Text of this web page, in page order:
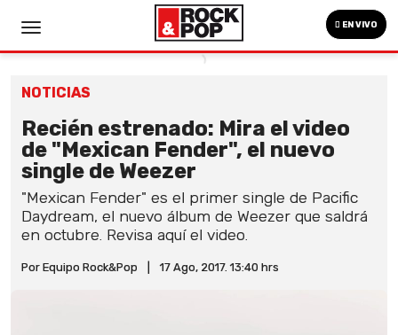
EN VIVO
NOTICIAS
Recién estrenado: Mira el video
de "Mexican Fender", el nuevo
single de Weezer
"Mexican Fender" es el primer single de Pacific
Daydream, el nuevo álbum de Weezer que saldrá
en octubre. Revisa aquí el video.
Por Equipo Rock&Pop 17 Ago, 2017. 13:40 hrs